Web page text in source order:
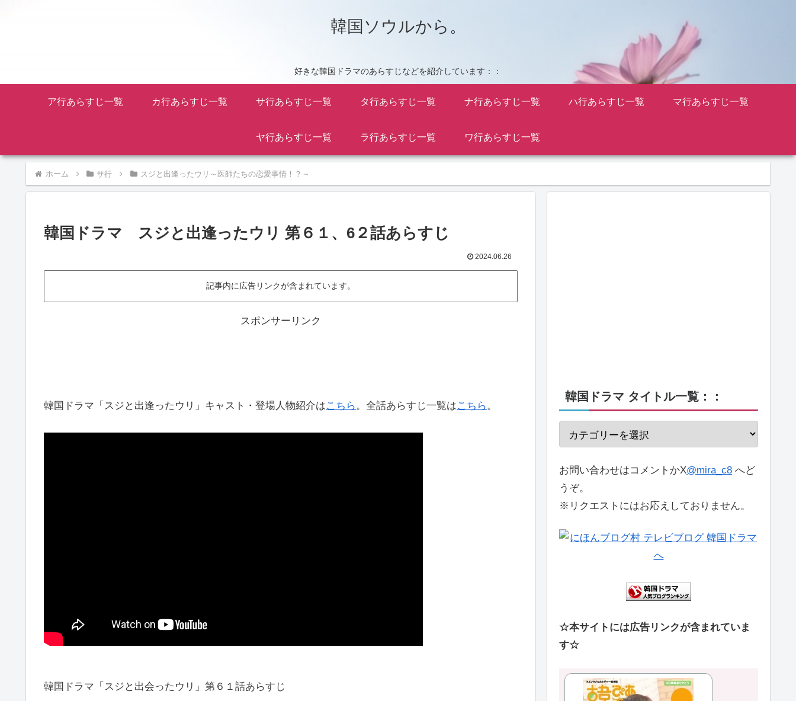
韓国ソウルから。
好きな韓国ドラマのあらすじなどを紹介しています：：
ア行あらすじ一覧 カ行あらすじ一覧 サ行あらすじ一覧 タ行あらすじ一覧 ナ行あらすじ一覧 ハ行あらすじ一覧 マ行あらすじ一覧
ヤ行あらすじ一覧 ラ行あらすじ一覧 ワ行あらすじ一覧
ホーム サ行 スジと出逢ったウリ～医師たちの恋愛事情！？～
韓国ドラマ スジと出逢ったウリ 第６１、6２話あらすじ
2024.06.26
記事内に広告リンクが含まれています。
スポンサーリンク
韓国ドラマ「スジと出逢ったウリ」キャスト・登場人物紹介はこちら。全話あらすじ一覧はこちら。
韓国ドラマ「スジと出会ったウリ」第６１話あらすじ
韓国ドラマ タイトル一覧：：
お問い合わせはコメントかX@mira_c8 へど
うぞ。
※リクエストにはお応えしておりません。
☆本サイトには広告リンクが含まれていま
す☆